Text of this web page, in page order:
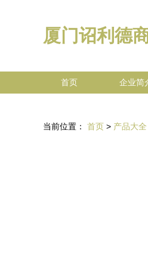
厦门诏利德
首页 企业简
当前位置： 首页 > 产品大全